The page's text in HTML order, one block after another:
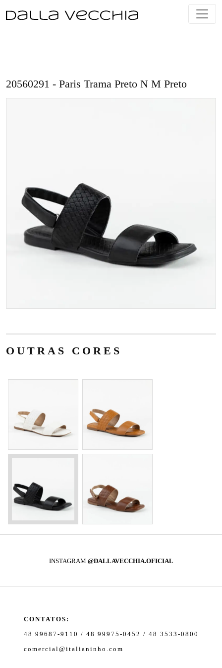
20560291 - Paris Trama Preto N M Preto
OUTRAS CORES
INSTAGRAM @DALLAVECCHIA.OFICIAL
CONTATOS:
48 99687-9110 / 48 99975-0452 / 48 3533-0800
comercial@italianinho.com